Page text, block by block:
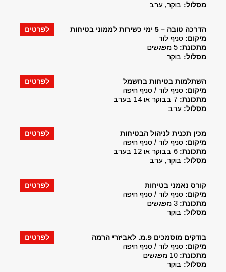
מסלול: בוקר, ערב
הדרכה טובה – 5 ימי כשירות לממוני בטיחות
מיקום: סניף לוד
מתכונת:
מסלול: בוקר
לפרטים
השתלמות בטיחות בחשמל
מיקום: סניף לוד / סניף חיפה
מתכונת:
מסלול: ערב
לפרטים
מכין תכנית לניהול הבטיחות
מיקום: סניף לוד / סניף חיפה
מתכונת:
מסלול: בוקר, ערב
לפרטים
קורס נאמני בטיחות
מיקום: סניף לוד / סניף חיפה
מתכונת:
מסלול: בוקר
לפרטים
בודקים מוסמכים פ.מ. לאביזרי הרמה
מיקום: סניף לוד / סניף חיפה
מתכונת:
מסלול: בוקר
לפרטים